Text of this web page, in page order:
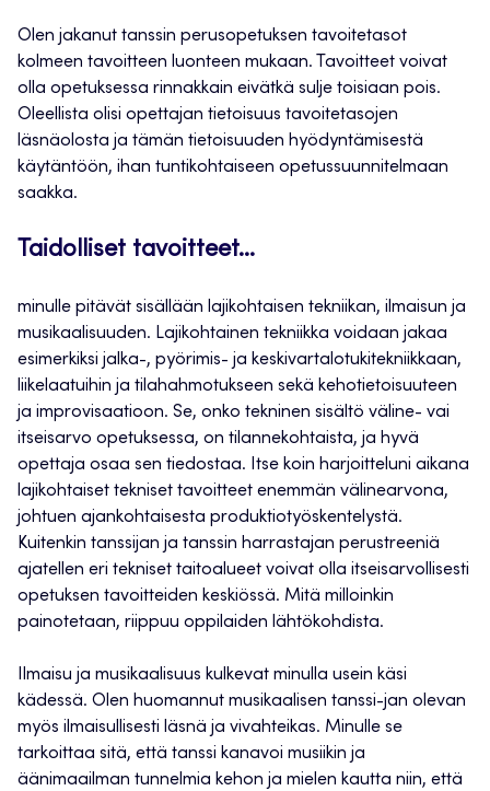
Olen jakanut tanssin perusopetuksen tavoitetasot
kolmeen tavoitteen luonteen mukaan. Tavoitteet voivat
olla opetuksessa rinnakkain eivätkä sulje toisiaan pois.
Oleellista olisi opettajan tietoisuus tavoitetasojen
läsnäolosta ja tämän tietoisuuden hyödyntämisestä
käytäntöön, ihan tuntikohtaiseen opetussuunnitelmaan
saakka.
Taidolliset tavoitteet…
minulle pitävät sisällään lajikohtaisen tekniikan, ilmaisun ja
musikaalisuuden. Lajikohtainen tekniikka voidaan jakaa
esimerkiksi jalka-, pyörimis- ja keskivartalotukitekniikkaan,
liikelaatuihin ja tilahahmotukseen sekä kehotietoisuuteen
ja improvisaatioon. Se, onko tekninen sisältö väline- vai
itseisarvo opetuksessa, on tilannekohtaista, ja hyvä
opettaja osaa sen tiedostaa. Itse koin harjoitteluni aikana
lajikohtaiset tekniset tavoitteet enemmän välinearvona,
johtuen ajankohtaisesta produktiotyöskentelystä.
Kuitenkin tanssijan ja tanssin harrastajan perustreeniä
ajatellen eri tekniset taitoalueet voivat olla itseisarvollisesti
opetuksen tavoitteiden keskiössä. Mitä milloinkin
painotetaan, riippuu oppilaiden lähtökohdista.
Ilmaisu ja musikaalisuus kulkevat minulla usein käsi
kädessä. Olen huomannut musikaalisen tanssi-jan olevan
myös ilmaisullisesti läsnä ja vivahteikas. Minulle se
tarkoittaa sitä, että tanssi kanavoi musiikin ja
äänimaailman tunnelmia kehon ja mielen kautta niin, että